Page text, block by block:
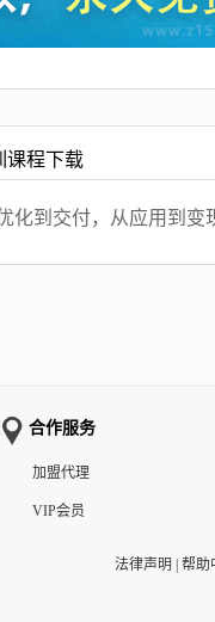
课程下载
化到交付，从应用到变
合作服务
加盟代理
VIP会员
法律声明 | 帮助